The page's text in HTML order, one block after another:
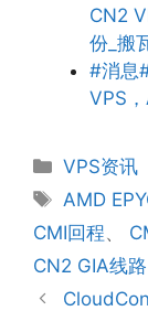
CN2
份_搬
#消息
VPS
分
类
VPS资讯
标
签
AMD
CMI回程、
CN2 GIA线路